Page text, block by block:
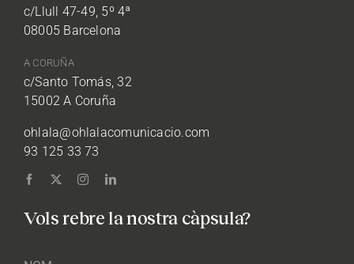
c/Llull 47-49, 5º 4ª
08005 Barcelona
A CORUÑA
c/Santo Tomás, 32
15002 A Coruña
ohlala@ohlalacomunicacio.com
93 125 33 73
Vols rebre la nostra càpsula?